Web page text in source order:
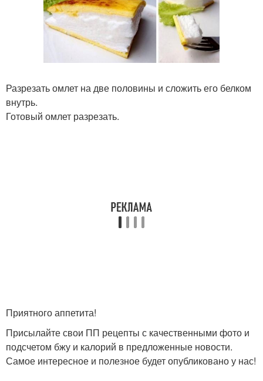
Разрезать омлет на две половины и сложить его белком
внутрь.
Готовый омлет разрезать.
Приятного аппетита!
Присылайте свои ПП рецепты с качественными фото и
подсчетом бжу и калорий в предложенные новости.
Самое интересное и полезное будет опубликовано у нас!